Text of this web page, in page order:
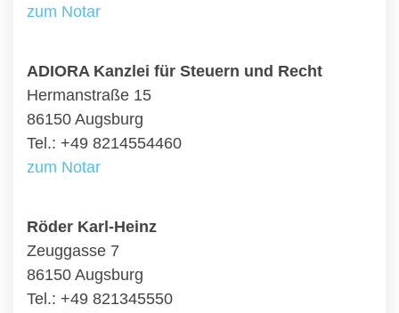
zum Notar
ADIORA Kanzlei für Steuern und Recht
Hermanstraße 15
86150 Augsburg
Tel.: +49 8214554460
zum Notar
Röder Karl-Heinz
Zeuggasse 7
86150 Augsburg
Tel.: +49 821345550